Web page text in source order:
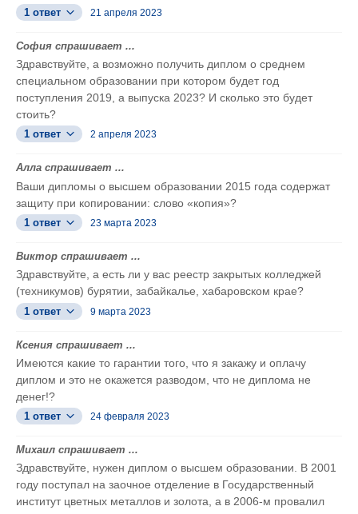
1 ответ 21 апреля 2023
София спрашивает ...
Здравствуйте, а возможно получить диплом о среднем
специальном образовании при котором будет год
поступления 2019, а выпуска 2023? И сколько это будет
стоить?
1 ответ 2 апреля 2023
Алла спрашивает ...
Ваши дипломы о высшем образовании 2015 года содержат
защиту при копировании: слово «копия»?
1 ответ 23 марта 2023
Виктор спрашивает ...
Здравствуйте, а есть ли у вас реестр закрытых колледжей
(техникумов) бурятии, забайкалье, хабаровском крае?
1 ответ 9 марта 2023
Ксения спрашивает ...
Имеются какие то гарантии того, что я закажу и оплачу
диплом и это не окажется разводом, что не диплома не
денег!?
1 ответ 24 февраля 2023
Михаил спрашивает ...
Здравствуйте, нужен диплом о высшем образовании. В 2001
году поступал на заочное отделение в Государственный
институт цветных металлов и золота, а в 2006-м провалил